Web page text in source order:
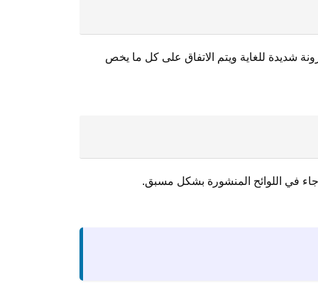
شديدة للغاية ويتم الاتفاق على كل ما يخص
في اللوائح المنشورة بشكل مسبق.